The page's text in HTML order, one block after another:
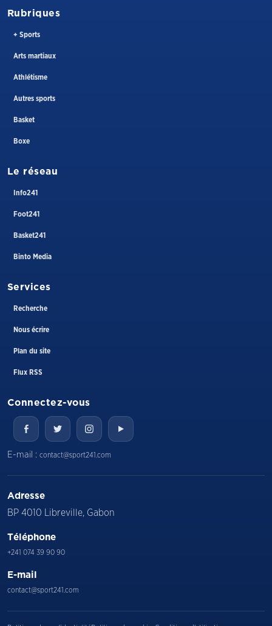
Rubriques
+ Sports
Arts martiaux
Athlétisme
Autres sports
Basket
Boxe
Le réseau
Info241
Foot241
Basket241
Binto Media
Services
Recherche
Nous écrire
Plan du site
Flux RSS
Connectez-vous
E-mail : contact@sport241.com
Adresse
BP 4010 Libreville, Gabon
Téléphone
+241 074 39 90 90
E-mail
contact@sport241.com